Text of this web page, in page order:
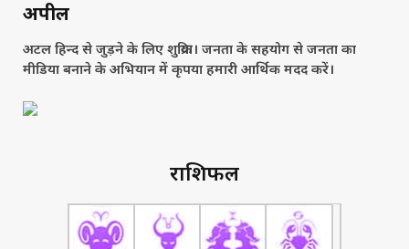
अपील
अटल हिन्द से जुड़ने के लिए शुक्रिया। जनता के सहयोग से जनता का
मीडिया बनाने के अभियान में कृपया हमारी आर्थिक मदद करें।
राशिफल